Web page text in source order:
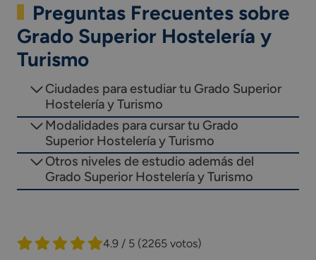
Preguntas Frecuentes sobre
Grado Superior Hostelería y
Turismo
Ciudades para estudiar tu Grado Superior
Hostelería y Turismo
Modalidades para cursar tu Grado
Superior Hostelería y Turismo
Otros niveles de estudio además del
Grado Superior Hostelería y Turismo
4.9 / 5 (2265 votos)